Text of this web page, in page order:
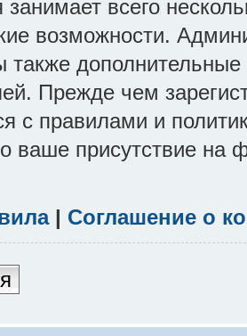
занимает всего
возможности.
также
Прежде чем
с правилами и
ваше присутствие на
| Соглашение о